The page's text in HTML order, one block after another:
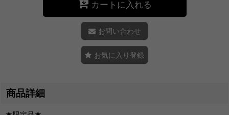
カートに入れる
お問い合わせ
お気に入り登録
商品詳細